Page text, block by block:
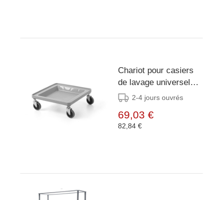
Chariot pour casiers
de lavage universels
de 500 × 500 mm -
500x500x(H)180mm
2-4 jours ouvrés
69,03 €
82,84 €